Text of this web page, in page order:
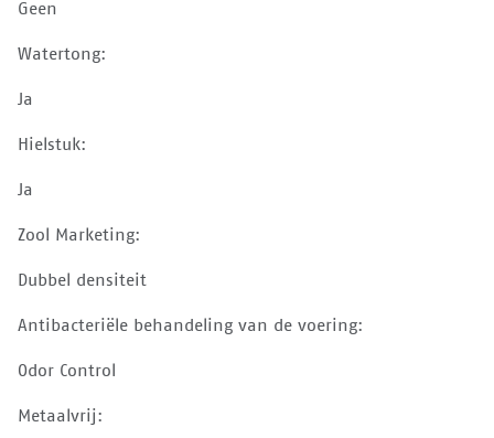
Geen
Watertong:
Ja
Hielstuk:
Ja
Zool Marketing:
Dubbel densiteit
Antibacteriële behandeling van de voering:
Odor Control
Metaalvrij: